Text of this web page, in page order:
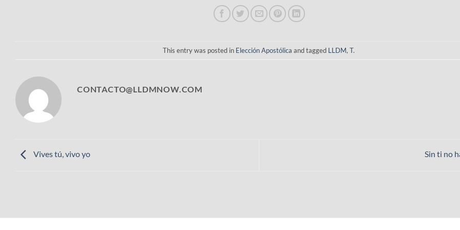
This entry was posted in Elección Apostólica and tagged LLDM, T.
CONTACTO@LLDMNOW.COM
Vives tú, vivo yo Sin ti no